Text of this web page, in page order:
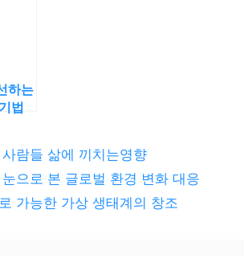
하는
법
람들 삶에 끼치는영향
으로 본 글로벌 환경 변화 대응
가능한 가상 생태계의 창조